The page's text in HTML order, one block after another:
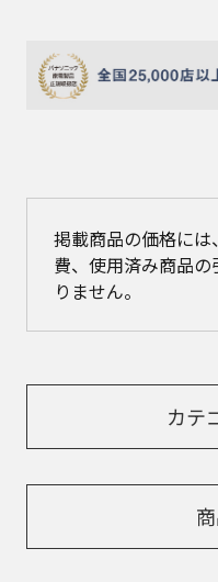
掲載商品の価格に
費、使用済み商品
りません。
カテ